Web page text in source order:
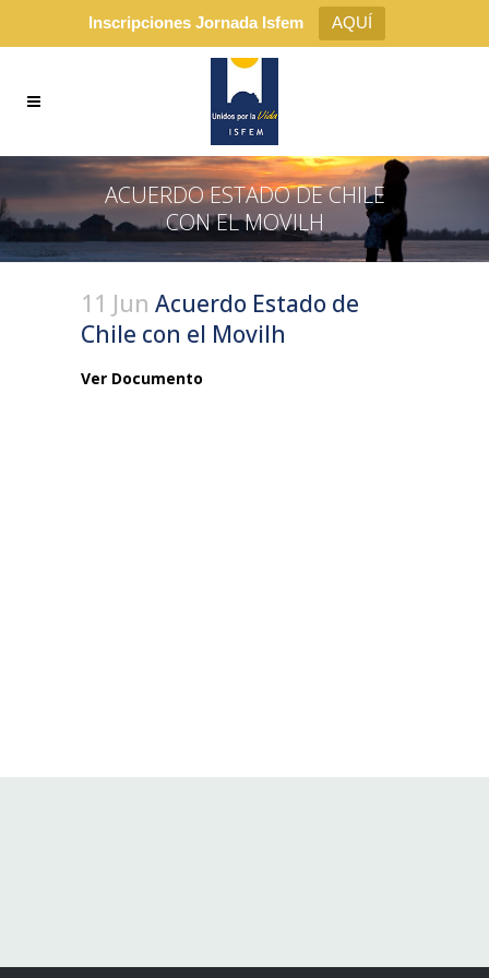
Inscripciones Jornada Isfem AQUÍ
ACUERDO ESTADO DE CHILE
CON EL MOVILH
11 Jun Acuerdo Estado de
Chile con el Movilh
Ver Documento